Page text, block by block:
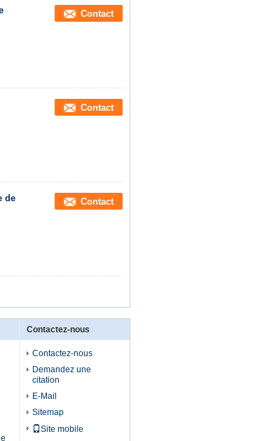
Contact
Contact
de
Contact
Contactez-nous
Contactez-nous
Demandez une
citation
E-Mail
Sitemap
Site mobile